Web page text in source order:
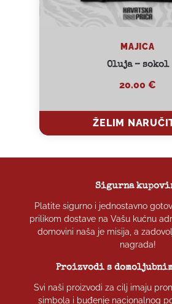
MAJICA
Oluja – sokol
20.00 €
ŽELIM
ŽELIM
Sigurna
Platite sigurno i jednostavno
prilikom dostave na Vašu kućnu
domovini naša je misija, a
nagrada!
Proizvodi s
Svi naši proizvodi za cilj imaju
simbola i buđenje nacionalnog